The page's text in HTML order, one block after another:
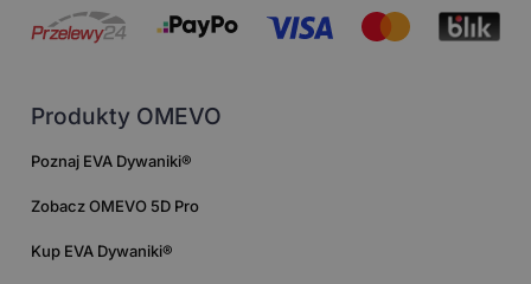
Produkty OMEVO
Poznaj EVA Dywaniki®
Zobacz OMEVO 5D Pro
Kup EVA Dywaniki®